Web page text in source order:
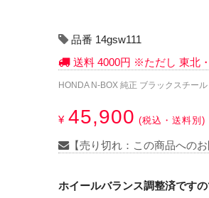
品番 14gsw111
送料 4000円 ※ただし 東北
HONDA N-BOX 純正 ブラックスチー
¥ 45,900 (税込・送料別)
【売り切れ：この商品へのお
ホイールバランス調整済です